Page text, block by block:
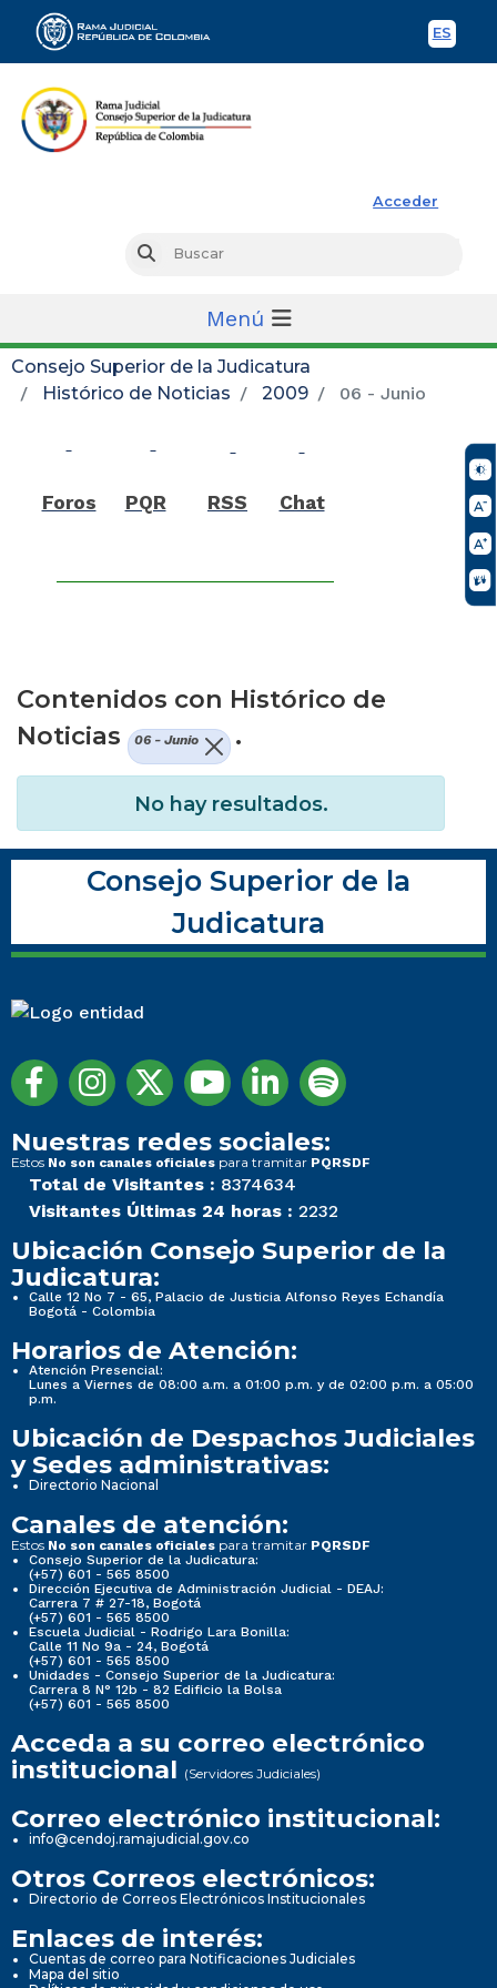
ES
Acceder
Buscar
Menú
Consejo Superior de la Judicatura
Histórico de Noticias
2009 06 - Junio
Foros PQR RSS Chat
Contenidos con Histórico de
Noticias
06 - Junio .
No hay resultados.
Consejo Superior de la
Judicatura
Nuestras redes sociales:
Estos No son canales oficiales para tramitar PQRSDF
Total de Visitantes : 8374634
Visitantes Últimas 24 horas : 2232
Ubicación Consejo Superior de la
Judicatura:
Calle 12 No 7 - 65, Palacio de Justicia Alfonso Reyes Echandía
Bogotá - Colombia
Horarios de Atención:
Atención Presencial:
Lunes a Viernes de 08:00 a.m. a 01:00 p.m. y de 02:00 p.m. a 05:00
p.m.
Ubicación de Despachos Judiciales
y Sedes administrativas:
Directorio Nacional
Canales de atención:
Estos No son canales oficiales para tramitar PQRSDF
Consejo Superior de la Judicatura:
(+57) 601 - 565 8500
Dirección Ejecutiva de Administración Judicial - DEAJ:
Carrera 7 # 27-18, Bogotá
(+57) 601 - 565 8500
Escuela Judicial - Rodrigo Lara Bonilla:
Calle 11 No 9a - 24, Bogotá
(+57) 601 - 565 8500
Unidades - Consejo Superior de la Judicatura:
Carrera 8 N° 12b - 82 Edificio la Bolsa
(+57) 601 - 565 8500
Acceda a su correo electrónico
institucional (Servidores Judiciales)
Correo electrónico institucional:
info@cendoj.ramajudicial.gov.co
Otros Correos electrónicos:
Directorio de Correos Electrónicos Institucionales
Enlaces de interés:
Cuentas de correo para Notificaciones Judiciales
Mapa del sitio